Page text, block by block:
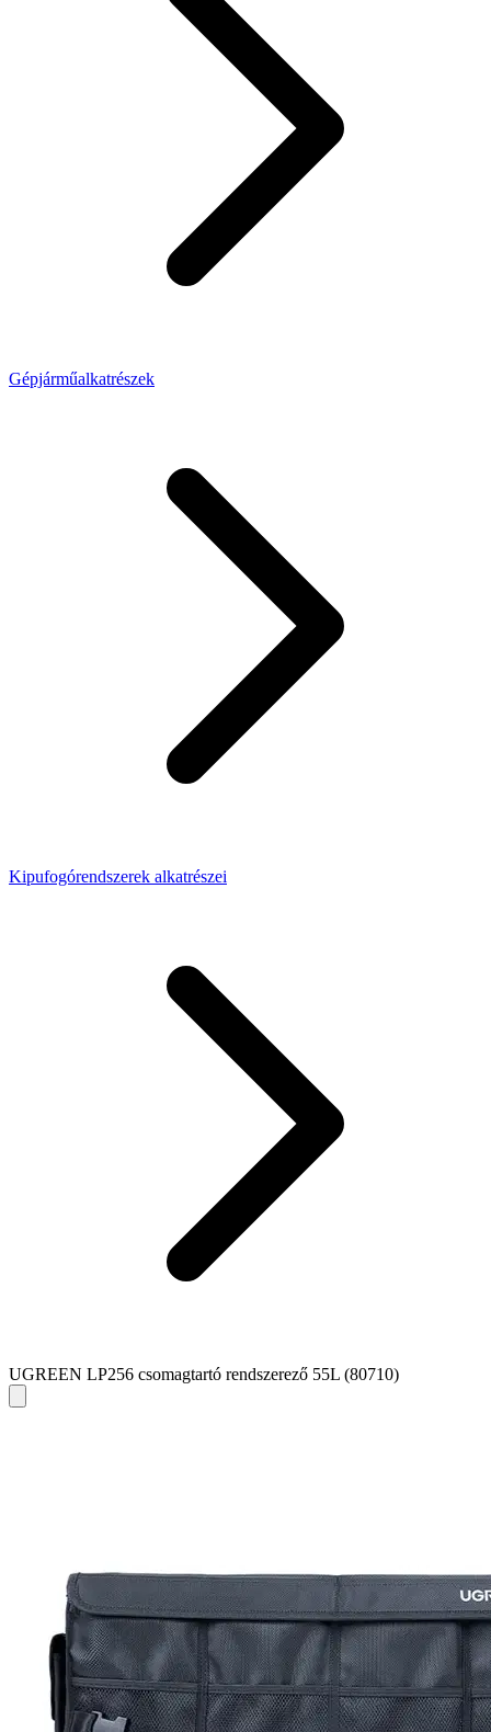
Gépjárműalkatrészek
Kipufogórendszerek alkatrészei
UGREEN LP256 csomagtartó rendszerező 55L (80710)